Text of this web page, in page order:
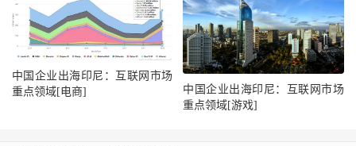
中国企业出海印尼：互联网市场
重点领域[电商]
中国企业出海印尼：互联网市场
重点领域[游戏]